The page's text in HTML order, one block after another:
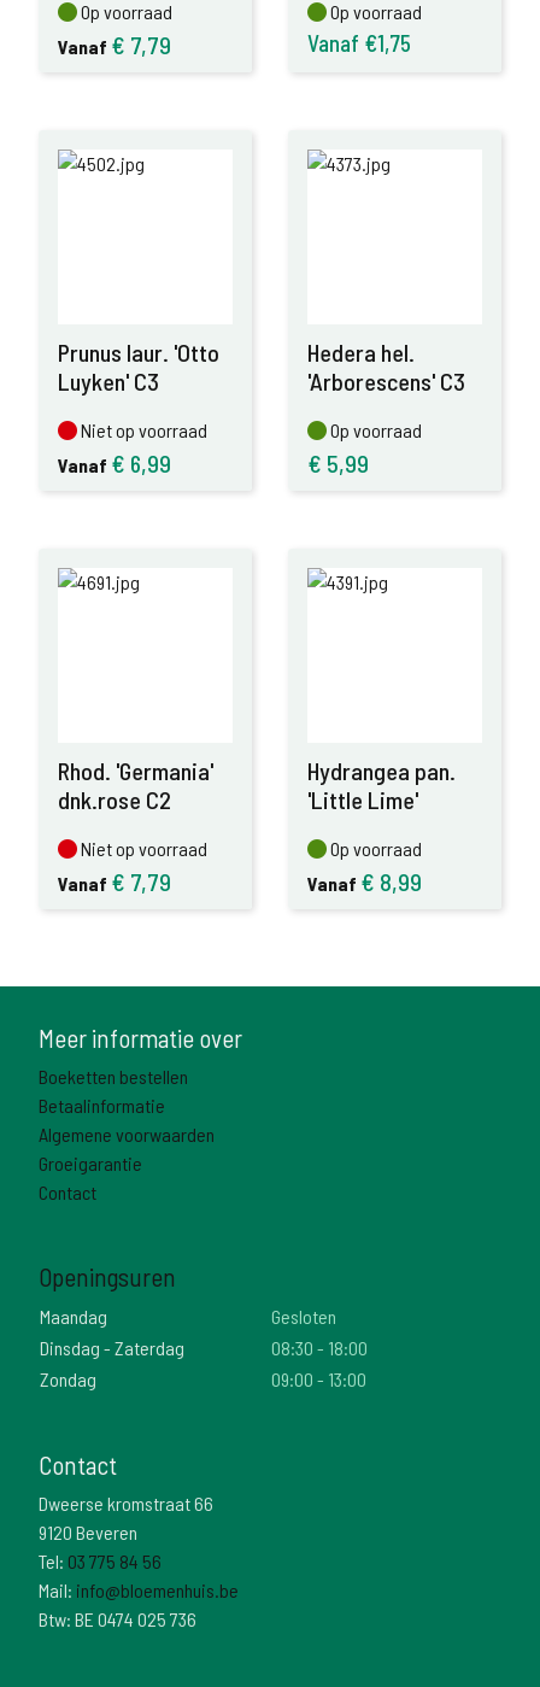
Op voorraad
Op voorraad
Vanaf € 7,79
Op voorraad
Op voorraad
Vanaf €1,75
Prunus laur. 'Otto
Luyken' C3
Niet op voorraad
Niet op voorraad
Vanaf € 6,99
Hedera hel.
'Arborescens' C3
Op voorraad
Op voorraad
€ 5,99
Rhod. 'Germania'
dnk.rose C2
Niet op voorraad
Niet op voorraad
Vanaf € 7,79
Hydrangea pan.
'Little Lime'
Op voorraad
Op voorraad
Vanaf € 8,99
Meer informatie over
Boeketten bestellen
Betaalinformatie
Algemene voorwaarden
Groeigarantie
Contact
Openingsuren
Maandag
Gesloten
Dinsdag - Zaterdag
08:30 - 18:00
Zondag
09:00 - 13:00
Contact
Dweerse kromstraat 66
9120 Beveren
Tel: 03 775 84 56
Mail: info@bloemenhuis.be
Btw: BE 0474 025 736